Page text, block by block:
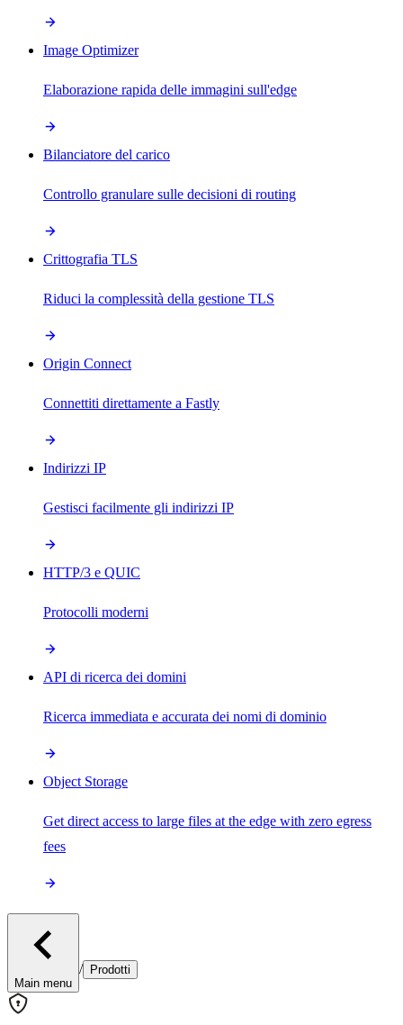
Image Optimizer
Elaborazione rapida delle immagini sull'edge
Bilanciatore del carico
Controllo granulare sulle decisioni di routing
Crittografia TLS
Riduci la complessità della gestione TLS
Origin Connect
Connettiti direttamente a Fastly
Indirizzi IP
Gestisci facilmente gli indirizzi IP
HTTP/3 e QUIC
Protocolli moderni
API di ricerca dei domini
Ricerca immediata e accurata dei nomi di dominio
Object Storage
Get direct access to large files at the edge with zero egress
fees
Main menu
/ Prodotti